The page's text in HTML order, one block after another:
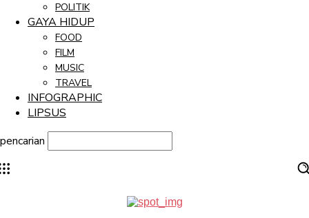
POLITIK
GAYA HIDUP
FOOD
FILM
MUSIC
TRAVEL
INFOGRAPHIC
LIPSUS
pencarian